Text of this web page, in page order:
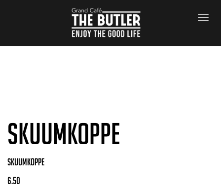
SKUUMKOPPE
SKUUMKOPPE
6.50